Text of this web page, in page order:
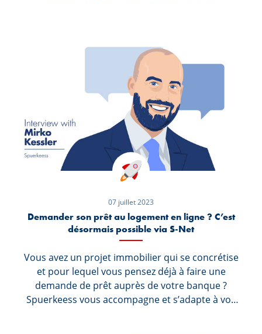
que vous pouvez faire quelque chose dès
maintenant ? Voici comment !
07 juillet 2023
Demander son prêt au logement en ligne ? C’est
désormais possible via S-Net
Vous avez un projet immobilier qui se concrétise
et pour lequel vous pensez déjà à faire une
demande de prêt auprès de votre banque ?
Spuerkeess vous accompagne et s’adapte à vos